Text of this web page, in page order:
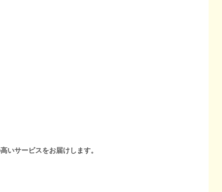
いサービスをお届けします。